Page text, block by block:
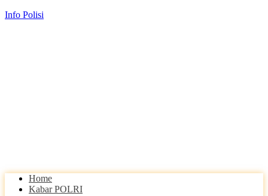
Info Polisi
Home
Kabar POLRI